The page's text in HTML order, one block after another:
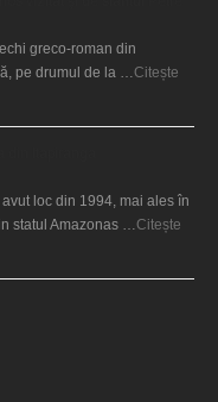
greco-roman din
pe drumul de la …Citește
loc din 1994, mai ales în
statul Amazonas …Citește